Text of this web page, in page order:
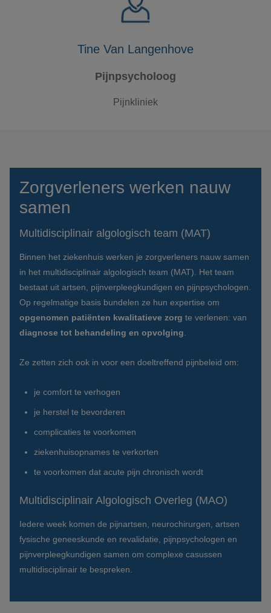
Tine Van Langenhove
Pijnpsycholoog
Pijnkliniek
Zorgverleners werken nauw
samen
Multidisciplinair algologisch team (MAT)
Binnen het ziekenhuis werken je zorgverleners nauw samen
in het multidisciplinair algologisch team (MAT). Het team
bestaat uit artsen, pijnverpleegkundigen en pijnpsychologen.
Op regelmatige basis bundelen ze hun expertise om
opgenomen patiënten kwalitatieve zorg te verlenen: van
diagnose tot behandeling en opvolging
Ze zetten zich ook in voor een doeltreffend pijnbeleid om:
je comfort te verhogen
je herstel te bevorderen
complicaties te voorkomen
ziekenhuisopnames te verkorten
te voorkomen dat acute pijn chronisch wordt
Multidisciplinair Algologisch Overleg (MAO)
Iedere week komen de pijnartsen, neurochirurgen, artsen
fysische geneeskunde en revalidatie, pijnpsychologen en
pijnverpleegkundigen samen om complexe casussen
multidisciplinair te bespreken.